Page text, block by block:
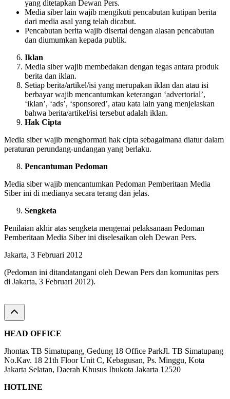
yang ditetapkan Dewan Pers.
Media siber lain wajib mengikuti pencabutan kutipan berita
dari media asal yang telah dicabut.
Pencabutan berita wajib disertai dengan alasan pencabutan
dan diumumkan kepada publik.
Iklan
Media siber wajib membedakan dengan tegas antara produk
berita dan iklan.
Setiap berita/artikel/isi yang merupakan iklan dan atau isi
berbayar wajib mencantumkan keterangan ‘advertorial’,
‘iklan’, ‘ads’, ‘sponsored’, atau kata lain yang menjelaskan
bahwa berita/artikel/isi tersebut adalah iklan.
Hak Cipta
Media siber wajib menghormati hak cipta sebagaimana diatur dalam
peraturan perundang-undangan yang berlaku.
Pencantuman Pedoman
Media siber wajib mencantumkan Pedoman Pemberitaan Media
Siber ini di medianya secara terang dan jelas.
Sengketa
Penilaian akhir atas sengketa mengenai pelaksanaan Pedoman
Pemberitaan Media Siber ini diselesaikan oleh Dewan Pers.
Jakarta, 3 Februari 2012
(Pedoman ini ditandatangani oleh Dewan Pers dan komunitas pers
di Jakarta, 3 Februari 2012).
HEAD OFFICE
Jhontax TB Simatupang, Gedung 18 Office ParkJl. TB Simatupang
No.Kav. 18 21th Floor Unit C, Kebagusan, Ps. Minggu, Kota
Jakarta Selatan, Daerah Khusus Ibukota Jakarta 12520
HOTLINE